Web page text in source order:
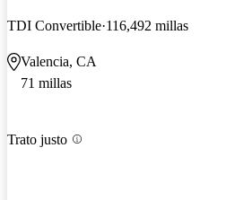
TDI Convertible 116,492 millas
Valencia, CA
71 millas
Trato justo